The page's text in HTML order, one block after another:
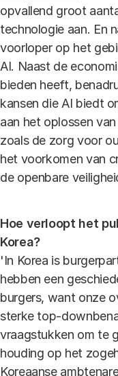
opvallend groot
technologie aan. En
voorloper op het
AI. Naast de
bieden heeft,
kansen die AI biedt
aan het oplossen
zoals de zorg voor
het voorkomen van
de openbare
Hoe verloopt het
Korea?
'In Korea is
hebben een
burgers, want onze
sterke top-
vraagstukken om te
houding op het
Koreaanse